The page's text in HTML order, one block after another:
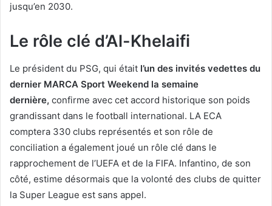
jusqu’en 2030.
Le rôle clé d’Al-Khelaifi
Le président du PSG, qui était l’un des invités vedettes du
dernier MARCA Sport Weekend la semaine
dernière, confirme avec cet accord historique son poids
grandissant dans le football international. LA ECA
comptera 330 clubs représentés et son rôle de
conciliation a également joué un rôle clé dans le
rapprochement de l’UEFA et de la FIFA. Infantino, de son
côté, estime désormais que la volonté des clubs de quitter
la Super League est sans appel.